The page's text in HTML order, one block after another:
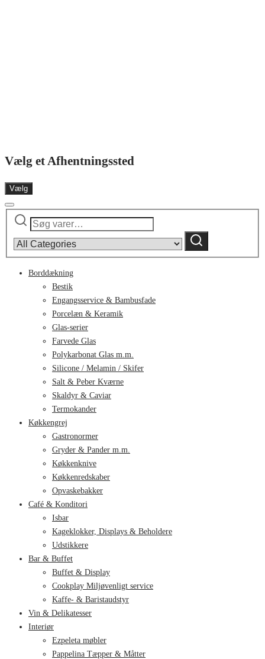
Vælg et Afhentningssted
Vælg
Søg
category:
Søg
Borddækning
Bestik
Engangsservice & Bambusfade
Porcelæn & Keramik
Glas-serier
Farvede Glas
Polykarbonat Glas m.m.
Silicone / Melamin / Skifer
Salt & Peber Kværne
Skaldyr & Caviar
Termokander
Køkkengrej
Gastronormer
Gryder & Pander m.m.
Køkkenknive
Køkkenredskaber
Opvaskebakker
Café & Konditori
Isbar
Kageklokker, Displays & Beholdere
Udstikkere
Bar & Buffet
Buffet & Display
Cookplay Miljøvenligt service
Kaffe- & Baristaudstyr
Vin & Delikatesser
Interiør
Ezpeleta møbler
Pappelina Tæpper & Måtter